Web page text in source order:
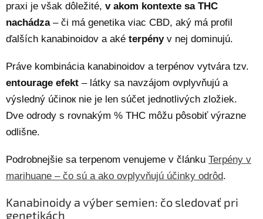
praxi je však dôležité, v akom kontexte sa THC
nachádza– či má genetika viac CBD, aký má profil
ďalších kanabinoidov a aké terpényv nej dominujú.
Práve kombinácia kanabinoidov a terpénov vytvára tzv.
entourage efekt – látky sa navzájom ovplyvňujú a
výsledný účinок nie je len súčet jednotlivých zložiek.
Dve odrody s rovnakým % THC môžu pôsobiť výrazne
odlišne.
Podrobnejšie sa terpenom venujeme v článku Terpény v
marihuane – čo sú a ako ovplyvňujú účinky odrôd.
Kanabinoidy a výber semien: čo sledovať pri
genetikách